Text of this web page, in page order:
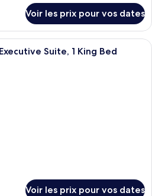
Voir les prix pour vos dates
Une chambre d’hôtel avec un grand
Suite, 1 King Bed
Voir les prix pour vos dates